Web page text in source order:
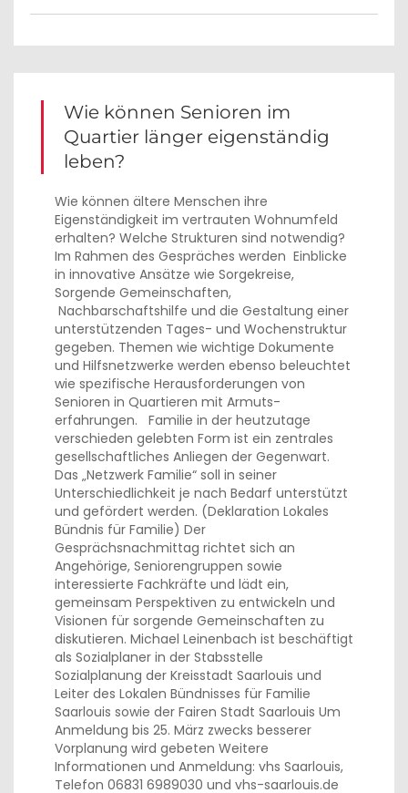
Wie können Senioren im
Quartier länger eigenständig
leben?
Wie können ältere Menschen ihre
Eigenständigkeit im vertrauten Wohnumfeld
erhalten? Welche Strukturen sind notwendig?
Im Rahmen des Gespräches werden Einblicke
in innovative Ansätze wie Sorgekreise,
Sorgende Gemeinschaften,
Nachbarschaftshilfe und die Gestaltung einer
unterstützenden Tages- und Wochenstruktur
gegeben. Themen wie wichtige Dokumente
und Hilfsnetzwerke werden ebenso beleuchtet
wie spezifische Herausforderungen von
Senioren in Quartieren mit Armuts­
erfahrungen. Familie in der heutzutage
verschieden gelebten Form ist ein zentrales
gesellschaftliches Anliegen der Gegenwart.
Das „Netzwerk Familie“ soll in seiner
Unterschiedlichkeit je nach Bedarf unterstützt
und gefördert werden. (Deklaration Lokales
Bündnis für Familie) Der
Gesprächsnachmittag richtet sich an
Angehörige, Seniorengruppen sowie
interessierte Fachkräfte und lädt ein,
gemeinsam Perspektiven zu entwickeln und
Visionen für sorgende Gemeinschaften zu
diskutieren. Michael Leinenbach ist beschäftigt
als Sozialplaner in der Stabsstelle
Sozialplanung der Kreisstadt Saarlouis und
Leiter des Lokalen Bündnisses für Familie
Saarlouis sowie der Fairen Stadt Saarlouis Um
Anmeldung bis 25. März zwecks besserer
Vorplanung wird gebeten Weitere
Informationen und Anmeldung: vhs Saarlouis,
Telefon 06831 6989030 und vhs-saarlouis.de